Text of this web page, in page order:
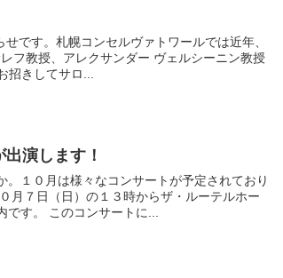
です。札幌コンセルヴァトワールでは近年、
フ教授、アレクサンダー ヴェルシーニン教授
きしてサロ...
演します！
１０月は様々なコンサートが予定されており
月７日（日）の１３時からザ・ルーテルホー
です。 このコンサートに...